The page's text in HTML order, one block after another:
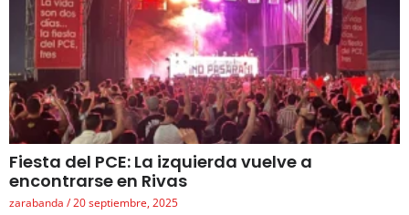
Fiesta del PCE: La izquierda vuelve a
encontrarse en Rivas
zarabanda 20 septiembre, 2025